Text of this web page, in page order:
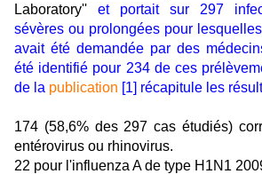
Laboratory''
et
portait sur 297
sévères ou prolongées pour
avait été demandée par des
été identifié pour 234 de ces
de la publication [1] récapitule les
174 (58,6% des 297 cas étudiés)
entérovirus ou rhinovirus.
22 pour l'influenza A de type H1N1